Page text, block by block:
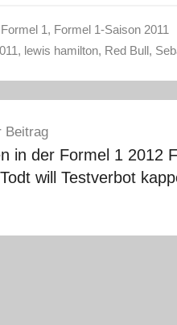
Formel 1, Formel 1-Saison 2011
, lewis hamilton, Red Bull,
Beitrag
in der Formel 1 2012
will Testverbot